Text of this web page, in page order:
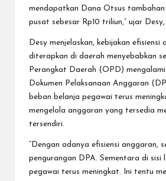
mendapatkan Dana Otsus
pusat sebesar Rp10 triliun,” ujar Desy,
Desy menjelaskan, kebijakan efisiensi
diterapkan di daerah menyebabkan
Perangkat Daerah (OPD)
Dokumen Pelaksanaan Anggaran
beban belanja pegawai terus
mengelola anggaran yang tersedia
tersendiri.
“Dengan adanya efisiensi anggaran,
pengurangan DPA. Sementara di sisi
pegawai terus meningkat. Ini tentu